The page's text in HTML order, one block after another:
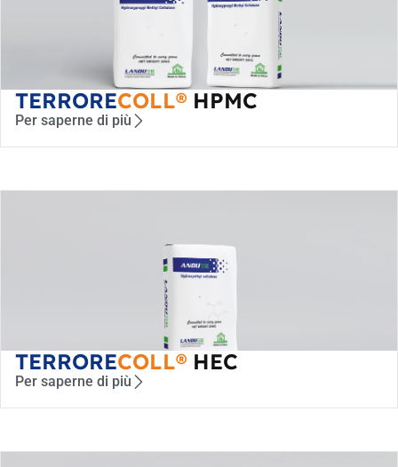
TERRORECOLL® HPMC
Per saperne di più
TERRORECOLL® HEC
Per saperne di più